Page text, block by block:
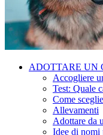
ADOTTARE UN
Accogliere
Test: Quale
Come
Allevamenti
Adottare da
Idee di nomi